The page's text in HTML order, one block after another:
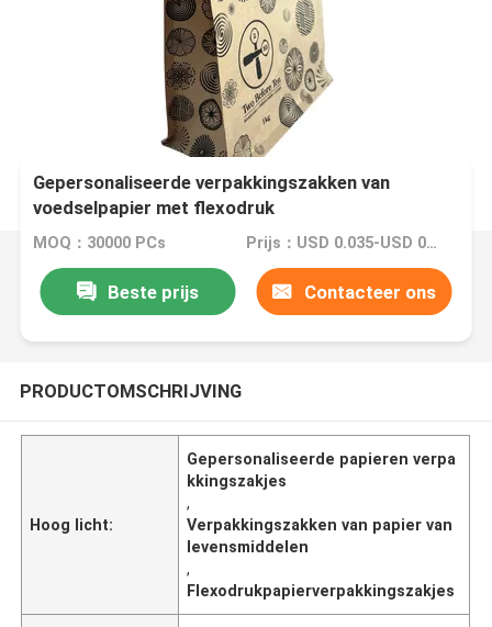
Gepersonaliseerde verpakkingszakken van
voedselpapier met flexodruk
MOQ：30000 PCs Prijs：USD 0.035-USD 0.15
Beste prijs Contacteer ons
PRODUCTOMSCHRIJVING
Hoog licht:
Gepersonaliseerde papieren verpa
kkingszakjes
,
Verpakkingszakken van papier van
levensmiddelen
,
Flexodrukpapierverpakkingszakjes